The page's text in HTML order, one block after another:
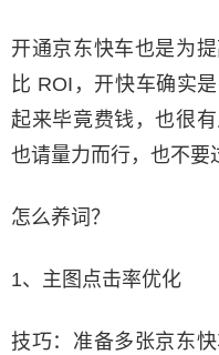
开通京东快车也是为
比 ROI，开快车确实
起来毕竟费钱，也很
也请量力而行，也不要
怎么养词？
1、主图点击率优化
技巧：准备多张京东